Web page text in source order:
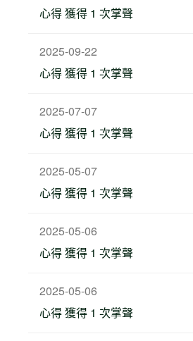
心得 獲得 1 次掌聲
2025-09-22
心得 獲得 1 次掌聲
2025-07-07
心得 獲得 1 次掌聲
2025-05-07
心得 獲得 1 次掌聲
2025-05-06
心得 獲得 1 次掌聲
2025-05-06
心得 獲得 1 次掌聲